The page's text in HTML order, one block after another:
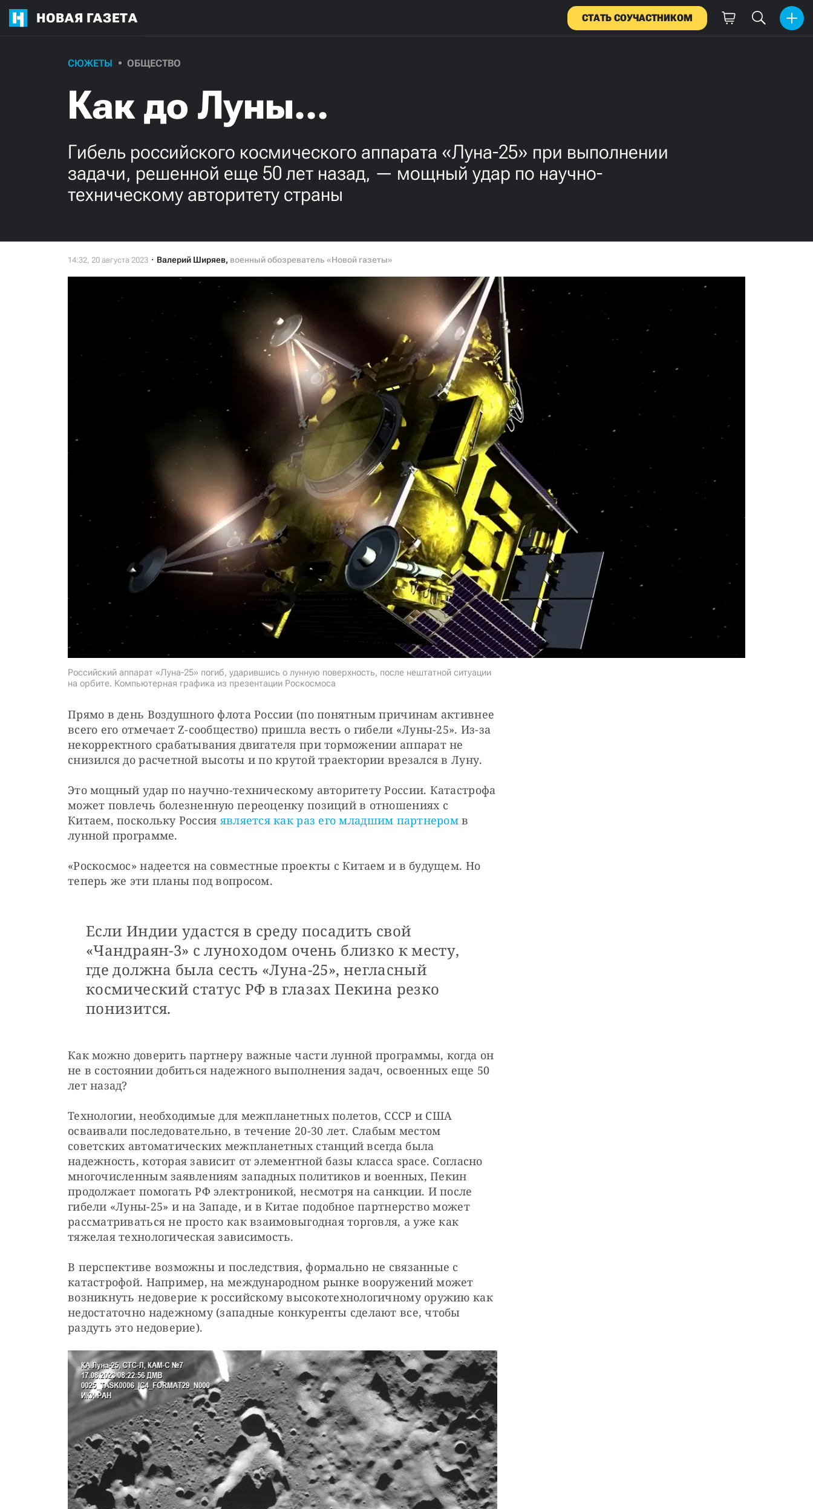
НОВАЯ ГАЗЕТА СТАТЬ СОУЧАСТНИКОМ
СЮЖЕТЫ ОБЩЕСТВО
Как до Луны…
Гибель российского космического аппарата «Луна-25» при выполнении
задачи, решенной еще 50 лет назад, — мощный удар по научно-
техническому авторитету страны
Валерий Ширяев, военный обозреватель «Новой газеты»
Российский аппарат «Луна-25» погиб, ударившись о лунную поверхность, после нештатной ситуации
на орбите. Компьютерная графика из презентации Роскосмоса
Прямо в день Воздушного флота России (по понятным причинам активнее
всего его отмечает Z-сообщество) пришла весть о гибели «Луны-25». Из-за
некорректного срабатывания двигателя при торможении аппарат не
снизился до расчетной высоты и по крутой траектории врезался в Луну.
Это мощный удар по научно-техническому авторитету России. Катастрофа
может повлечь болезненную переоценку позиций в отношениях с
Китаем, поскольку Россия является как раз его младшим партнером в
лунной программе.
«Роскосмос» надеется на совместные проекты с Китаем и в будущем. Но
теперь же эти планы под вопросом.
Если Индии удастся в среду посадить свой
«Чандраян-3» с луноходом очень близко к месту,
где должна была сесть «Луна-25», негласный
космический статус РФ в глазах Пекина резко
понизится.
Как можно доверить партнеру важные части лунной программы, когда он
не в состоянии добиться надежного выполнения задач, освоенных еще 50
лет назад?
Технологии, необходимые для межпланетных полетов, СССР и США
осваивали последовательно, в течение 20-30 лет. Слабым местом
советских автоматических межпланетных станций всегда была
надежность, которая зависит от элементной базы класса space. Согласно
многочисленным заявлениям западных политиков и военных, Пекин
продолжает помогать РФ электроникой, несмотря на санкции. И после
гибели «Луны-25» и на Западе, и в Китае подобное партнерство может
рассматриваться не просто как взаимовыгодная торговля, а уже как
тяжелая технологическая зависимость.
В перспективе возможны и последствия, формально не связанные с
катастрофой. Например, на международном рынке вооружений может
возникнуть недоверие к российскому высокотехнологичному оружию как
недостаточно надежному (западные конкуренты сделают все, чтобы
раздуть это недоверие).